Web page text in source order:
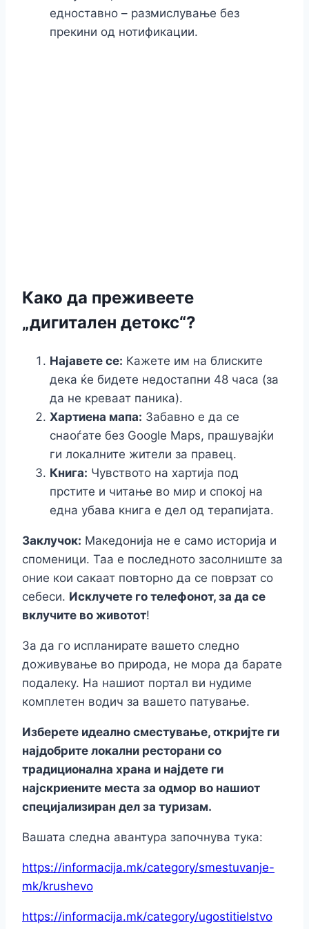
едноставно – размислување без
прекини од нотификации.
Како да преживеете
„дигитален детокс“?
Најавете се: Кажете им на блиските
дека ќе бидете недостапни 48 часа (за
да не креваат паника).
Хартиена мапа: Забавно е да се
снаоѓате без Google Maps, прашувајќи
ги локалните жители за правец.
Книга: Чувството на хартија под
прстите и читање во мир и спокој на
една убава книга е дел од терапијата.
Заклучок: Македонија не е само историја и
споменици. Таа е последното засолниште за
оние кои сакаат повторно да се поврзат со
себеси. Исклучете го телефонот, за да се
вклучите во животот!
За да го испланирате вашето следно
доживување во природа, не мора да барате
подалеку. На нашиот портал ви нудиме
комплетен водич за вашето патување.
Изберете идеално сместување, откријте ги
најдобрите локални ресторани со
традиционална храна и најдете ги
најскриените места за одмор во нашиот
специјализиран дел за туризам.
Вашата следна авантура започнува тука:
https://informacija.mk/category/smestuvanje-
mk/krushevo
https://informacija.mk/category/ugostitielstvo